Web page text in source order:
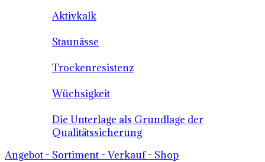
Aktivkalk
Staunässe
Trockenresistenz
Wüchsigkeit
Die Unterlage als Grundlage der
Qualitätssicherung
Angebot - Sortiment - Verkauf - Shop